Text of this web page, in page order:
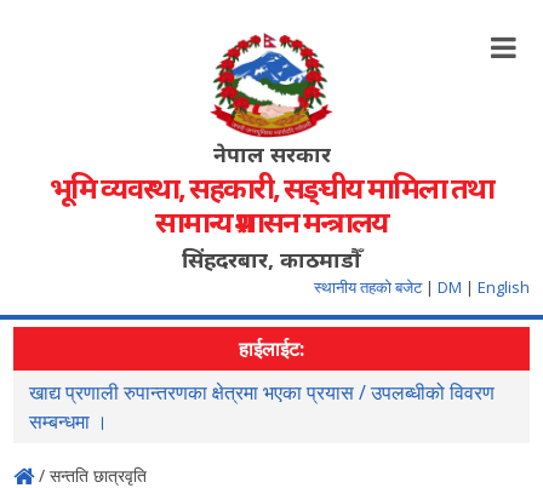
नेपाल सरकार
भूमि व्यवस्था, सहकारी, सङ्‍घीय मामिला तथा
सामान्य प्रशासन मन्त्रालय
सिंहदरबार, काठमाडौँ
स्थानीय तहको बजेट | DM | English
हाईलाईट:
खाद्य प्रणाली रुपान्तरणका क्षेत्रमा भएका प्रयास / उपलब्धीको विवरण
सम्बन्धमा ।
/ सन्तति छात्रवृति